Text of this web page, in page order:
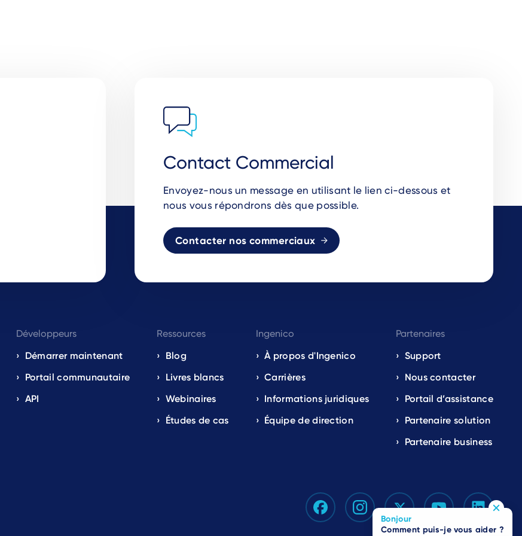
Contact Commercial
Envoyez-nous un message en utilisant le lien ci-dessous et
nous vous répondrons dès que possible.
Contacter nos commerciaux
Développeurs
Démarrer maintenant
Portail communautaire
API
Ressources
Blog
Livres blancs
Webinaires
Études de cas
Ingenico
À propos d'Ingenico
Carrières
Informations juridiques
Équipe de direction
Partenaires
Support
Nous contacter
Portail d’assistance
Partenaire solution
Partenaire business
Bonjour
Comment puis-je vous aider ?